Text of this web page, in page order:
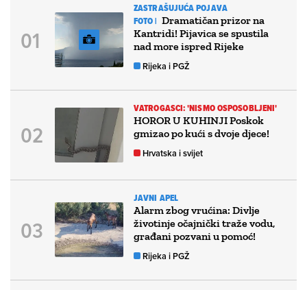
ZASTRAŠUJUĆA POJAVA
FOTO | Dramatičan prizor na
Kantridi! Pijavica se spustila
nad more ispred Rijeke
Rijeka i PGŽ
VATROGASCI: 'NISMO OSPOSOBLJENI'
HOROR U KUHINJI Poskok
gmizao po kući s dvoje djece!
Hrvatska i svijet
JAVNI APEL
Alarm zbog vrućina: Divlje
životinje očajnički traže vodu,
građani pozvani u pomoć!
Rijeka i PGŽ